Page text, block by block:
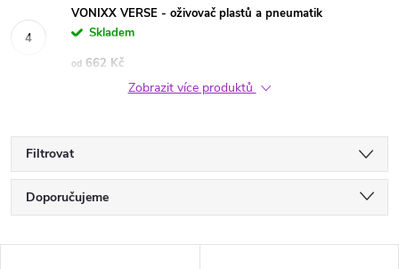
VONIXX VERSE - oživovač plastů a pneumatik
Skladem
od 662 Kč
Zobrazit více produktů
Filtrovat
Ř
a
Doporučujeme